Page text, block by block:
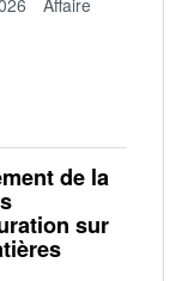
de la
sur